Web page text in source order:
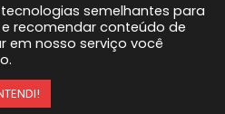
o arquivo
WinRAR ou 7-
semelhantes para
recomendar conteúdo de
em nosso serviço você